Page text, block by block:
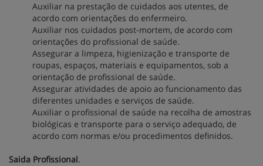
Auxiliar na prestação de cuidados aos utentes, de
acordo com orientações do enfermeiro.
Auxiliar nos cuidados post-mortem, de acordo com
orientações do profissional de saúde.
Assegurar a limpeza, higienização e transporte de
roupas, espaços, materiais e equipamentos, sob a
orientação de profissional de saúde.
Assegurar atividades de apoio ao funcionamento das
diferentes unidades e serviços de saúde.
Auxiliar o profissional de saúde na recolha de amostras
biológicas e transporte para o serviço adequado, de
acordo com normas e/ou procedimentos definidos.
Saida Profissional.